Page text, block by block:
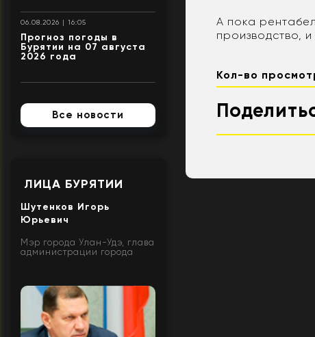
06.08.2026 | 16:05
Прогноз погоды в
Бурятии на 07 августа
2026 года
Все новости
ЛИЦА БУРЯТИИ
Шутенков Игорь
Юрьевич
Мэр города Улан-Удэ, глава
администрации города
А пока
производство,
Кол-во